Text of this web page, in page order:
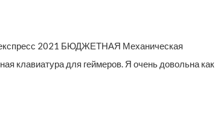
2021 БЮДЖЕТНАЯ Механическая
клавиатура для геймеров. Я очень довольна как